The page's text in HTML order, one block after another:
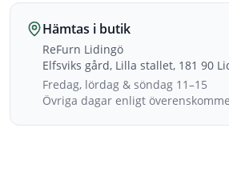
Hämtas i butik
ReFurn Lidingö
Elfsviks gård, Lilla stallet, 181 90
Fredag, lördag & söndag 11–15
Övriga dagar enligt